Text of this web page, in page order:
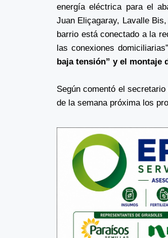
energía eléctrica para el
Juan Eliçagaray, Lavalle
barrio está conectado a la
las conexiones
baja tensión” y el montaje
Según comentó el
de la semana próxima los